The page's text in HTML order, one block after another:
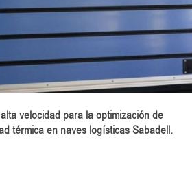
velocidad para la optimización de
térmica en naves logísticas Sabadell.